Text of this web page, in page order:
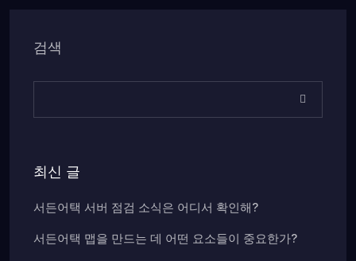
검색
최신 글
서든어택 서버 점검 소식은 어디서 확인해?
서든어택 맵을 만드는 데 어떤 요소들이 중요한가?